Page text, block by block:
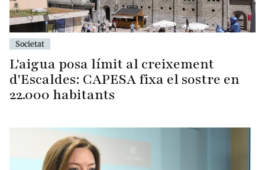
Societat
L'aigua posa límit al creixement
d'Escaldes: CAPESA fixa el sostre en
22.000 habitants